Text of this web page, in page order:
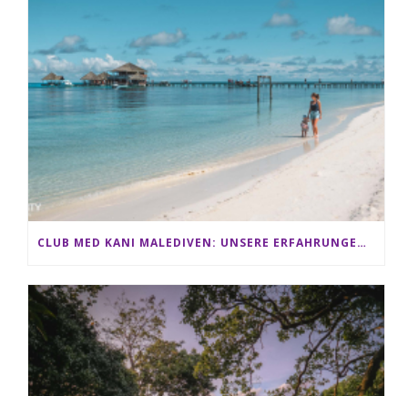
CLUB MED KANI MALEDIVEN: UNSERE ERFAHRUNGEN IM ALL-INCLUSIVE PARADIES